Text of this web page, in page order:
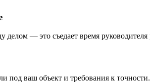
— это съедает время
под ваш объект и требования к точности.